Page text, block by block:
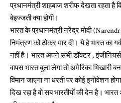
प्रधानमंत्री शाहबाज शरीफ देखता रहता है
बेइज्जती क्या होगी।
भारत के प्रधानमंत्री नरेंद्र मोदी
निमंत्रण को ठोकर मार दी। ये है भारत का
नहीं है। भारत अपने सभी डॉक्टर ,
वापस भारत बुला लेगा तो अमेरिका भिखारी
विमान जाएगा ना धरती पर कोई इनोवेशन
दिख रहा है वो सब भारतीयों की देन है।